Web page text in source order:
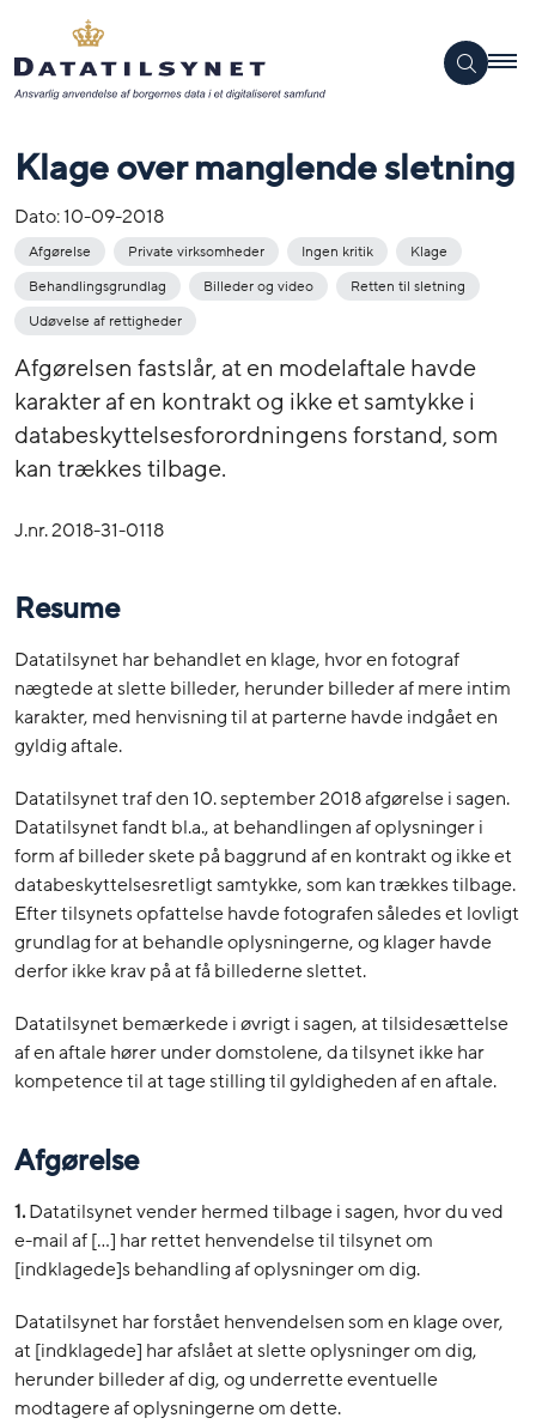
Klage over manglende sletning
Dato:10-09-2018
Afgørelse Private virksomheder Ingen kritik
Klage
Behandlingsgrundlag
Billeder og video
Retten til sletning
Udøvelse af rettigheder
Afgørelsen fastslår, at en modelaftale havde
karakter af en kontrakt og ikke et samtykke i
databeskyttelsesforordningens forstand, som
kan trækkes tilbage.
J.nr. 2018-31-0118
Resume
Datatilsynet har behandlet en klage, hvor en fotograf
nægtede at slette billeder, herunder billeder af mere intim
karakter, med henvisning til at parterne havde indgået en
gyldig aftale.
Datatilsynet traf den 10. september 2018 afgørelse i sagen.
Datatilsynet fandt bl.a., at behandlingen af oplysninger i
form af billeder skete på baggrund af en kontrakt og ikke et
databeskyttelsesretligt samtykke, som kan trækkes tilbage.
Efter tilsynets opfattelse havde fotografen således et lovligt
grundlag for at behandle oplysningerne, og klager havde
derfor ikke krav på at få billederne slettet.
Datatilsynet bemærkede i øvrigt i sagen, at tilsidesættelse
af en aftale hører under domstolene, da tilsynet ikke har
kompetence til at tage stilling til gyldigheden af en aftale.
Afgørelse
1.Datatilsynet vender hermed tilbage i sagen, hvor du ved
e-mail af […] har rettet henvendelse til tilsynet om
[indklagede]s behandling af oplysninger om dig.
Datatilsynet har forstået henvendelsen som en klage over,
at [indklagede] har afslået at slette oplysninger om dig,
herunder billeder af dig, og underrette eventuelle
modtagere af oplysningerne om dette.